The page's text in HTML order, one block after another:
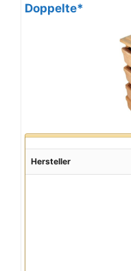
Doppelte*
Hersteller